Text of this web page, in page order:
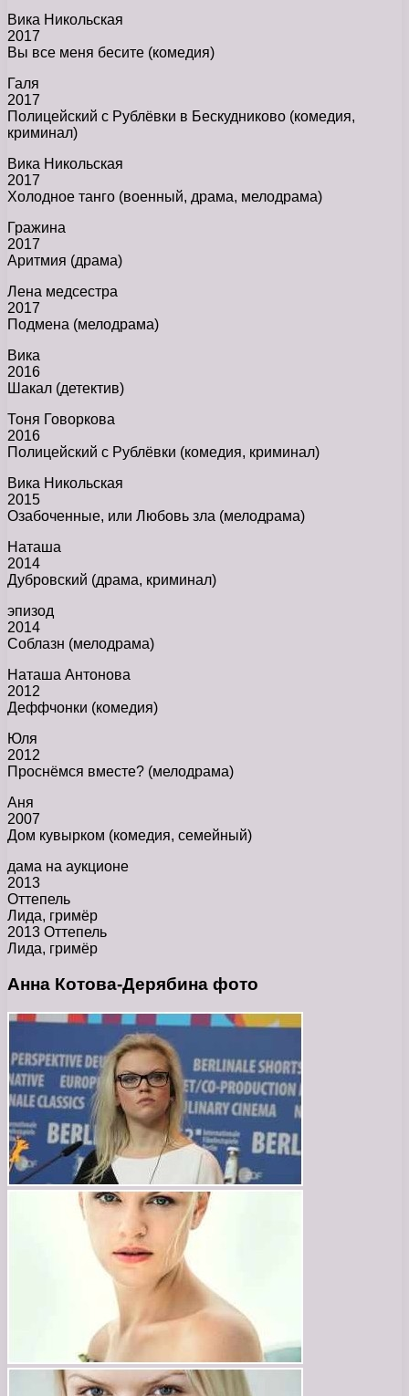
Вика Никольская
2017
Вы все меня бесите (комедия)
Галя
2017
Полицейский с Рублёвки в Бескудниково (комедия,
криминал)
Вика Никольская
2017
Холодное танго (военный, драма, мелодрама)
Гражина
2017
Аритмия (драма)
Лена медсестра
2017
Подмена (мелодрама)
Вика
2016
Шакал (детектив)
Тоня Говоркова
2016
Полицейский с Рублёвки (комедия, криминал)
Вика Никольская
2015
Озабоченные, или Любовь зла (мелодрама)
Наташа
2014
Дубровский (драма, криминал)
эпизод
2014
Соблазн (мелодрама)
Наташа Антонова
2012
Деффчонки (комедия)
Юля
2012
Проснёмся вместе? (мелодрама)
Аня
2007
Дом кувырком (комедия, семейный)
дама на аукционе
2013
Оттепель
Лида, гримёр
2013 Оттепель
Лида, гримёр
Анна Котова-Дерябина фото